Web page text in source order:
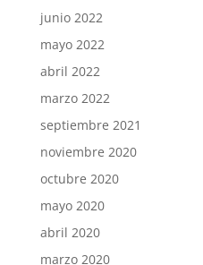
junio 2022
mayo 2022
abril 2022
marzo 2022
septiembre 2021
noviembre 2020
octubre 2020
mayo 2020
abril 2020
marzo 2020